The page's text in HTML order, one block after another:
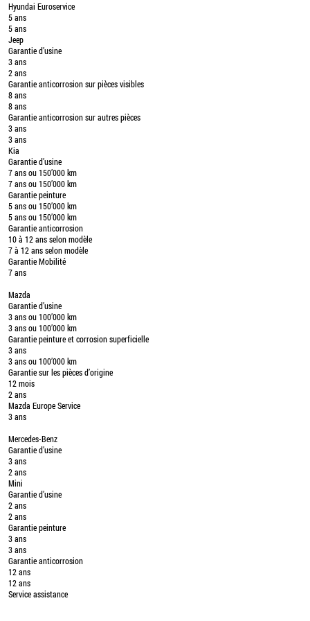
Hyundai Euroservice
5 ans
5 ans
Jeep
Garantie d’usine
3 ans
2 ans
Garantie anticorrosion sur pièces visibles
8 ans
8 ans
Garantie anticorrosion sur autres pièces
3 ans
3 ans
Kia
Garantie d’usine
7 ans ou 150’000 km
7 ans ou 150’000 km
Garantie peinture
5 ans ou 150’000 km
5 ans ou 150’000 km
Garantie anticorrosion
10 à 12 ans selon modèle
7 à 12 ans selon modèle
Garantie Mobilité
7 ans
Mazda
Garantie d’usine
3 ans ou 100’000 km
3 ans ou 100’000 km
Garantie peinture et corrosion superficielle
3 ans
3 ans ou 100’000 km
Garantie sur les pièces d’origine
12 mois
2 ans
Mazda Europe Service
3 ans
Mercedes-Benz
Garantie d’usine
3 ans
2 ans
Mini
Garantie d’usine
2 ans
2 ans
Garantie peinture
3 ans
3 ans
Garantie anticorrosion
12 ans
12 ans
Service assistance